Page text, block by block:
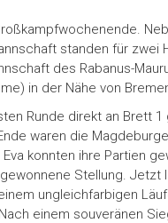
standen für zwei
des Rabanus-
in der Nähe von
Runde direkt an Brett
waren die
konnten ihre Partien
Stellung.
ungleichfarbigen
einem souveränen